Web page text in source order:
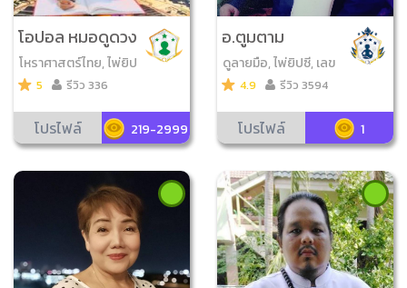
โอปอล หมอดูดวง
ดี
โหราศาสตร์ไทย, ไพ่ยิป
ซี, เลข7ตัว9ฐาน, ไพ่ออ
พ่ความรัก, ตั้งชื่อมงคล
5 รีวิว 336
โปรไฟล์ 219-2999
อ.ตูมตาม
ดูลายมือ, ไพ่ยิปซี, เลข
7ตัว9ฐาน, วิเคราะห์เบ
พ่ออราเคิล, ไพ่โหราศา
สตร์, ไพ่ป๊อก, ทักษามห
สุข, เลข7ตัว4ฐาน, ไพ่
พระราหู, ไพ่ความรัก, ไ
พ่วจนะ​สุภาษิต​ , ไพ่ญา
ณ ณ โลก, ไพ่ขลัง
4.9 รีวิว 3594
โปรไฟล์ 1